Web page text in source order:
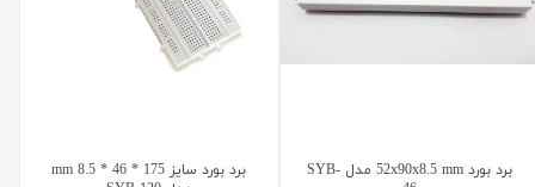
برد بورد 52x90x8.5 mm مدل SYB-
برد بورد سایز 175 * 46 * 8.5 mm